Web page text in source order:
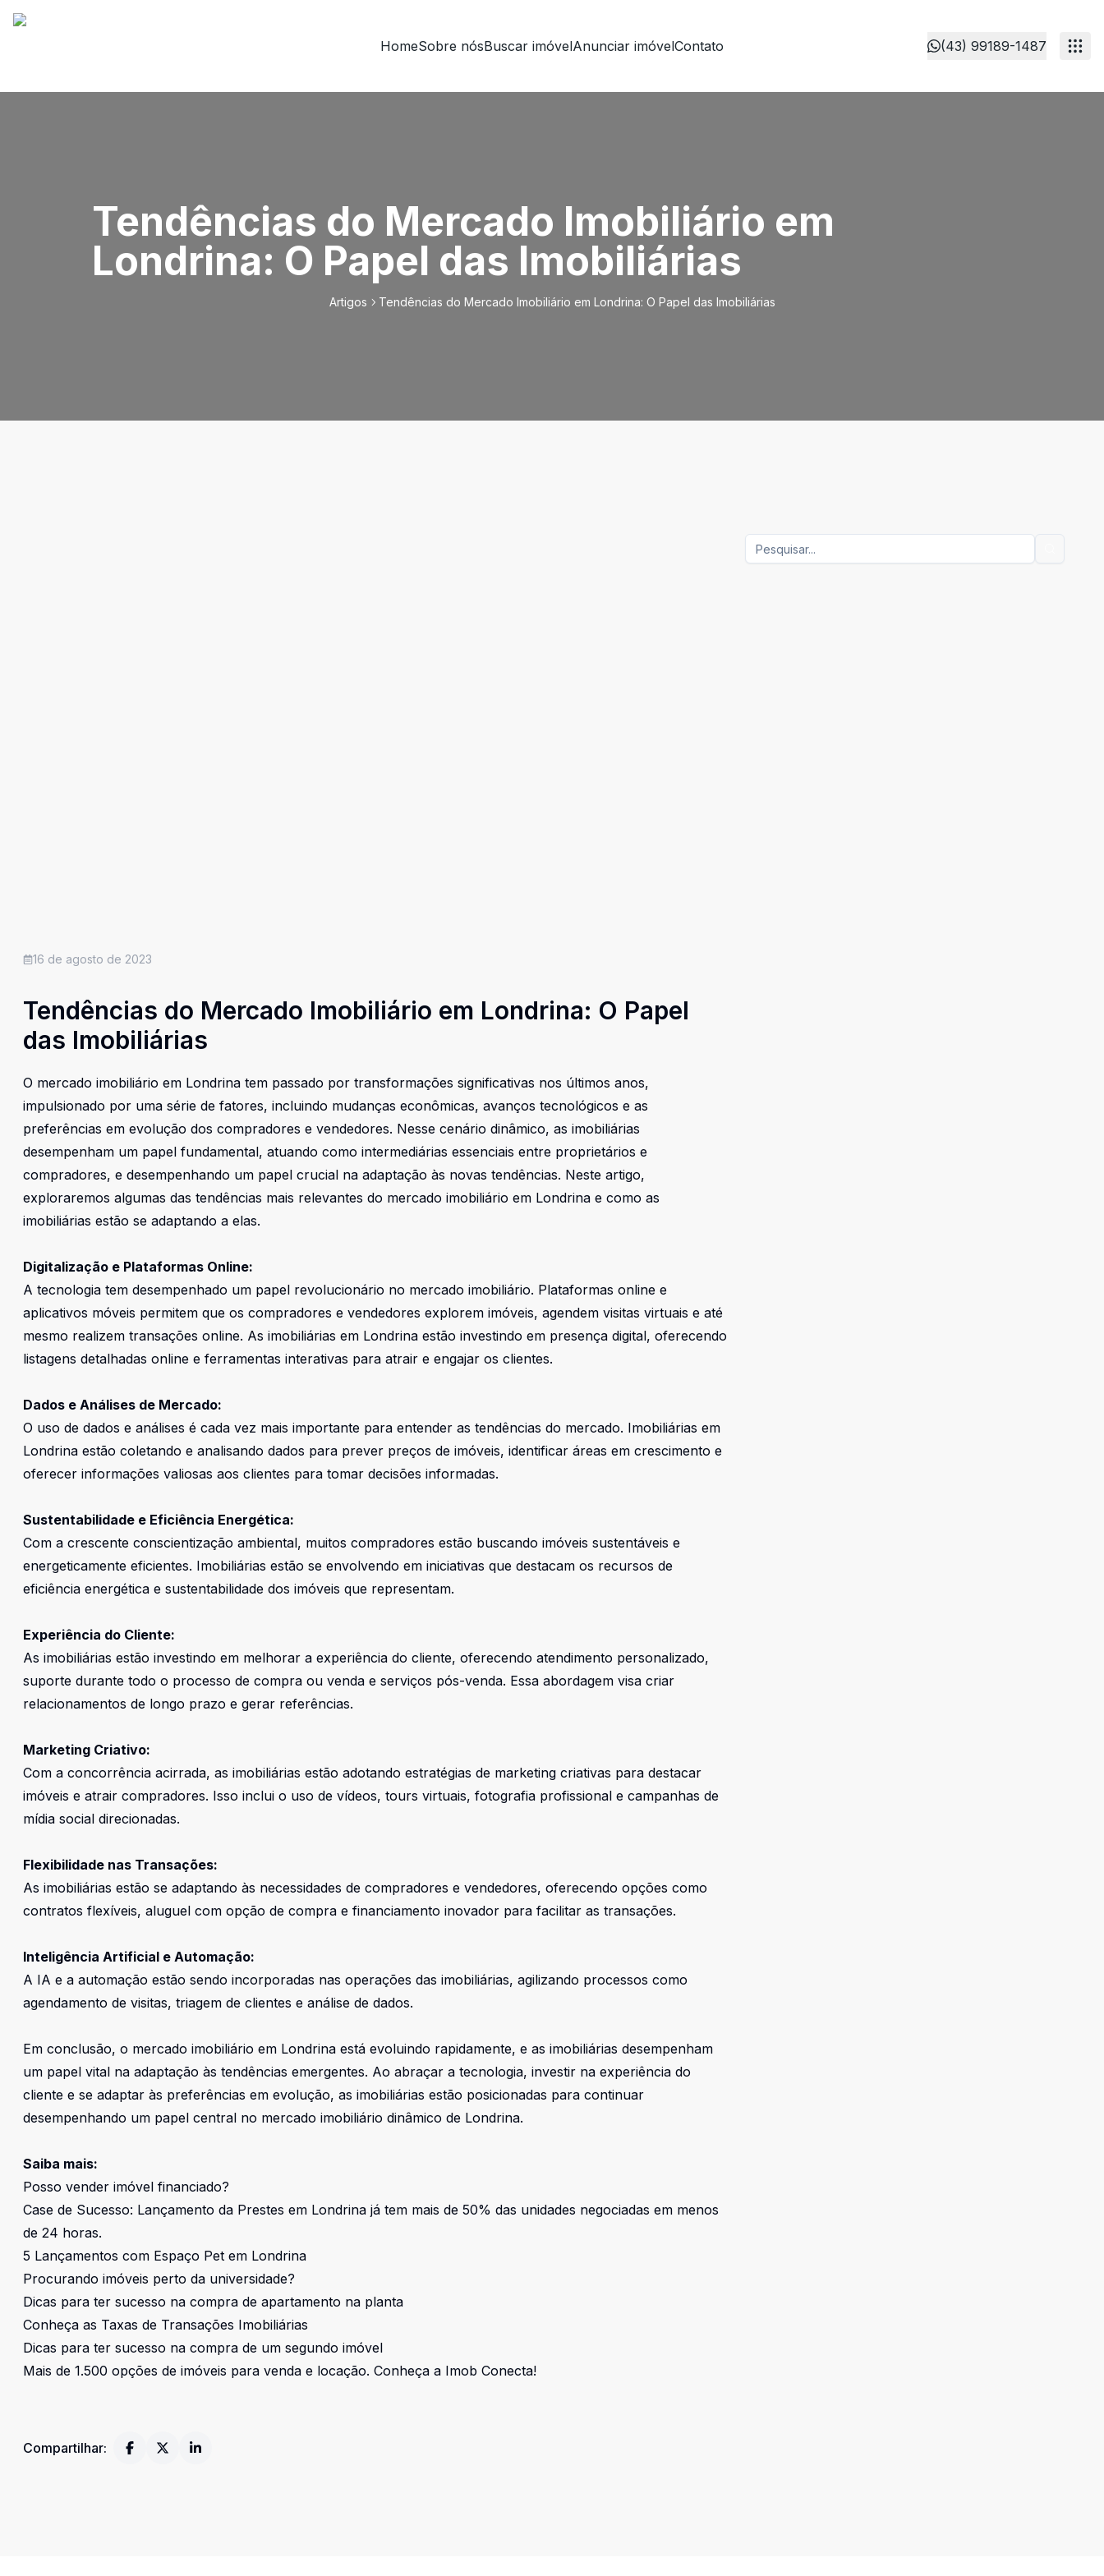
HomeSobre nósBuscar imóvelAnunciar imóvelContato (43) 99189-1487
Tendências do Mercado Imobiliário em
Londrina: O Papel das Imobiliárias
Artigos Tendências do Mercado Imobiliário em Londrina: O Papel das Imobiliárias
16 de agosto de 2023
Tendências do Mercado Imobiliário em Londrina: O Papel
das Imobiliárias
O mercado imobiliário em Londrina tem passado por transformações significativas nos últimos anos,
impulsionado por uma série de fatores, incluindo mudanças econômicas, avanços tecnológicos e as
preferências em evolução dos compradores e vendedores. Nesse cenário dinâmico, as imobiliárias
desempenham um papel fundamental, atuando como intermediárias essenciais entre proprietários e
compradores, e desempenhando um papel crucial na adaptação às novas tendências. Neste artigo,
exploraremos algumas das tendências mais relevantes do mercado imobiliário em Londrina e como as
imobiliárias estão se adaptando a elas.
Digitalização e Plataformas Online:
A tecnologia tem desempenhado um papel revolucionário no mercado imobiliário. Plataformas online e
aplicativos móveis permitem que os compradores e vendedores explorem imóveis, agendem visitas virtuais e até
mesmo realizem transações online. As imobiliárias em Londrina estão investindo em presença digital, oferecendo
listagens detalhadas online e ferramentas interativas para atrair e engajar os clientes.
Dados e Análises de Mercado:
O uso de dados e análises é cada vez mais importante para entender as tendências do mercado. Imobiliárias em
Londrina estão coletando e analisando dados para prever preços de imóveis, identificar áreas em crescimento e
oferecer informações valiosas aos clientes para tomar decisões informadas.
Sustentabilidade e Eficiência Energética:
Com a crescente conscientização ambiental, muitos compradores estão buscando imóveis sustentáveis e
energeticamente eficientes. Imobiliárias estão se envolvendo em iniciativas que destacam os recursos de
eficiência energética e sustentabilidade dos imóveis que representam.
Experiência do Cliente:
As imobiliárias estão investindo em melhorar a experiência do cliente, oferecendo atendimento personalizado,
suporte durante todo o processo de compra ou venda e serviços pós-venda. Essa abordagem visa criar
relacionamentos de longo prazo e gerar referências.
Marketing Criativo:
Com a concorrência acirrada, as imobiliárias estão adotando estratégias de marketing criativas para destacar
imóveis e atrair compradores. Isso inclui o uso de vídeos, tours virtuais, fotografia profissional e campanhas de
mídia social direcionadas.
Flexibilidade nas Transações:
As imobiliárias estão se adaptando às necessidades de compradores e vendedores, oferecendo opções como
contratos flexíveis, aluguel com opção de compra e financiamento inovador para facilitar as transações.
Inteligência Artificial e Automação:
A IA e a automação estão sendo incorporadas nas operações das imobiliárias, agilizando processos como
agendamento de visitas, triagem de clientes e análise de dados.
Em conclusão, o mercado imobiliário em Londrina está evoluindo rapidamente, e as imobiliárias desempenham
um papel vital na adaptação às tendências emergentes. Ao abraçar a tecnologia, investir na experiência do
cliente e se adaptar às preferências em evolução, as imobiliárias estão posicionadas para continuar
desempenhando um papel central no mercado imobiliário dinâmico de Londrina.
Saiba mais:
Posso vender imóvel financiado?
Case de Sucesso: Lançamento da Prestes em Londrina já tem mais de 50% das unidades negociadas em menos
de 24 horas.
5 Lançamentos com Espaço Pet em Londrina
Procurando imóveis perto da universidade?
Dicas para ter sucesso na compra de apartamento na planta
Conheça as Taxas de Transações Imobiliárias
Dicas para ter sucesso na compra de um segundo imóvel
Mais de 1.500 opções de imóveis para venda e locação. Conheça a Imob Conecta!
Compartilhar: